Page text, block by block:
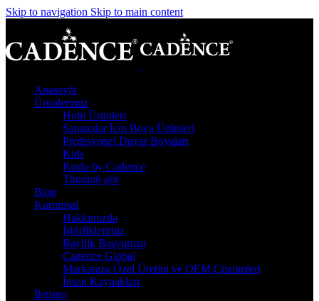
Skip to navigation Skip to main content
Anasayfa
Ürünlerimiz
Hobi Ürünleri
Sanatçılar İçin Boya Ürünleri
Profesyonel Duvar Boyaları
Kids
Pardo by Cadence
Tümünü gör
Blog
Kurumsal
Hakkımızda
İşbirliklerimiz
Bayilik Başvurusu
Cadence Global
Markanıza Özel Üretim ve OEM Çözümleri
İnsan Kaynakları
İletişim